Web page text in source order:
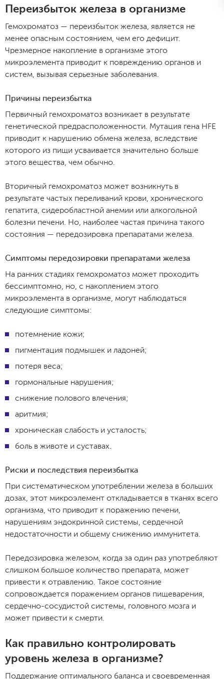
Переизбыток железа в организме
Гемохроматоз — переизбыток железа, является не
менее опасным состоянием, чем его дефицит.
Чрезмерное накопление в организме этого
микроэлемента приводит к повреждению органов и
систем, вызывая серьезные заболевания.
Причины переизбытка
Первичный гемохроматоз возникает в результате
генетической предрасположенности. Мутация гена HFE
приводит к нарушению обмена железа, вследствие
которого из пищи усваивается значительно больше
этого вещества, чем обычно.
Вторичный гемохроматоз может возникнуть в
результате частых переливаний крови, хронического
гепатита, сидеробластной анемии или алкогольной
болезни печени. Но, наиболее частая причина такого
состояния — передозировка препаратами железа.
Симптомы передозировки препаратами железа
На ранних стадиях гемохроматоз может проходить
бессимптомно, но, с накоплением этого
микроэлемента в организме, могут наблюдаться
следующие симптомы:
потемнение кожи;
пигментация подмышек и ладоней;
потеря веса;
гормональные нарушения;
снижение полового влечения;
аритмия;
хроническая слабость и усталость;
боль в животе и суставах.
Риски и последствия переизбытка
При систематическом употреблении железа в больших
дозах, этот микроэлемент откладывается в тканях всего
организма, что приводит к поражению печени,
нарушениям эндокринной системы, сердечной
недостаточности и общему снижению иммунитета.
Передозировка железом, когда за один раз употребляют
слишком большое количество препарата, может
привести к отравлению. Такое состояние
сопровождается поражением органов пищеварения,
сердечно-сосудистой системы, головного мозга и
может привести к смерти.
Как правильно контролировать
уровень железа в организме?
Поддержание оптимального баланса и своевременная